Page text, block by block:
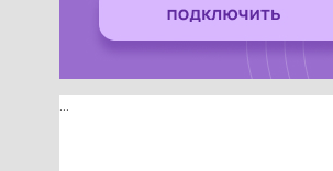
...